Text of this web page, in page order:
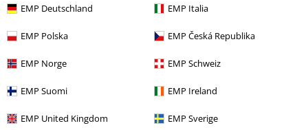
EMP Deutschland EMP Italia
EMP Polska EMP Česká Republika
EMP Norge EMP Schweiz
EMP Suomi EMP Ireland
EMP United Kingdom EMP Sverige
sacudieron a la banda a lo largo de los años. No obstante, Metallica ha
convertido en una parte indispensable del negocio de la música. y es
grandes como James Hetfield, Ron McGovney y Lars Ulrich con